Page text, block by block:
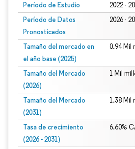
Período de Estudio 2022 -
Período de Datos
Pronosticados
2026 -
Tamaño del mercado en
el año base (2025)
0.94 Mil
Tamaño del Mercado
(2026)
1 Mil
Tamaño del Mercado
(2031)
1.38 Mil
Tasa de crecimiento
(2026 - 2031)
6.60%